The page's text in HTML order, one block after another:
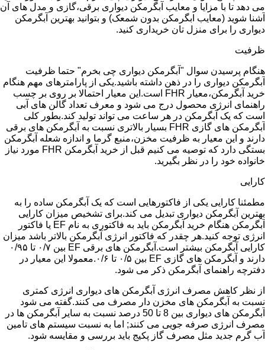
می دهد تا با مزایا و معایب آبگرمکن دیواری برقی،گازی و مدل های آن
آشنا شوید (معایب ابگرمکن بدون شمعک) و بتوانید بهترین آبگرمکن
دیواری را برای منزل تان خریداری کنید.
ظرفیت
هنگام پرسیدن سوال "آبگرمکن دیواری چی بخرم" حتما ظرفیت
آبگرمکن دیواری را در ذهن داشته باشید.یکی از پارامترهای مهم هنگام
خرید آبگرمکن،معیار FHR است.این معیار احتمالا بر روی بر چسب
راهنمای انرژی محصول درج می شود و معرف تعداد گالن های آبی
است که یک آبگرمکن در هر ساعت می تواند تولید کند.بطور کلی
آبگرمکن های گازی FHR بسیار بالاتری نسبت به آبگرمکن های برقی
دارند و این معیار به ظرفیت مخزن،منبع گرما و اندازه شعله آبگرمکن
بستگی دارد که توصیه می کنیم قبل از خرید آبگرمکن FHR مورد نیاز
خانواده خود را در نظر بگیرید.
کارایی
مطمئنا کارایی یکی از فاکتورهایی است که یک آبگرمکن ساده را به
بهترین آبگرمکن دیواری تبدیل می کند.برای تشخیص میزان کارایی
آبگرمکن هنگام خرید آبگرمکن باید به فاکتوری به نام EF یا فاکتور
انرژی توجه کنید.هر چقدر که فاکتور انرژی آبگرمکن بالاتر باشد میزان
کارایی آبگرمکن بیشتر است.آبگرمکن های برقی EF بین ۰/۷ تا ۰/۹۵
دارند و آبگرمکن های گازی EF بین ۰/۵ تا ۰/۶.معمولا این معیار در
دفترچه راهنمای آبگرمکن ذکر می شود.
از نظر کاهش مصرف انرژی آبگرمکن های دیواری انرژی کمتری
نسبت به آبگرمکن های مخزن دار مصرف می کنند.گفته می شود
آبگرمکن های دیواری بین 8 تا 50 درصد نسبت به سایر آبگرمکن ها در
مصرف انرژی صرفه جویی می کنند; اما به نسبت سیستم های تامین
آب گرم جدید مثل مصرف گاز پکیج باید بررسی و مقایسه شود.